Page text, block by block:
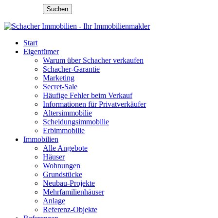
Suchen
Start
Eigentümer
Warum über Schacher verkaufen
Schacher-Garantie
Marketing
Secret-Sale
Häufige Fehler beim Verkauf
Informationen für Privatverkäufer
Altersimmobilie
Scheidungsimmobilie
Erbimmobilie
Immobilien
Alle Angebote
Häuser
Wohnungen
Grundstücke
Neubau-Projekte
Mehrfamilienhäuser
Anlage
Referenz-Objekte